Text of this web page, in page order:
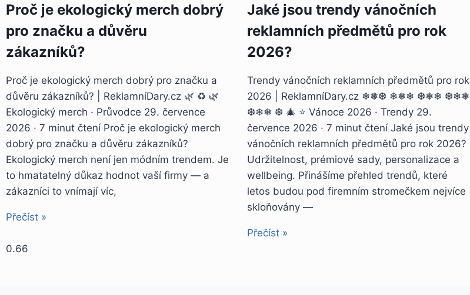
Proč je ekologický merch dobrý
pro značku a důvěru
zákazníků?
Proč je ekologický merch dobrý pro značku a
důvěru zákazníků? | ReklamníDary.cz 🌿 ♻️ 🌿
Ekologický merch · Průvodce 29. července
2026 · 7 minut čtení Proč je ekologický merch
dobrý pro značku a důvěru zákazníků?
Ekologický merch není jen módním trendem. Je
to hmatatelný důkaz hodnot vaší firmy — a
zákazníci to vnímají víc,
Přečíst »
Jaké jsou trendy vánočních
reklamních předmětů pro rok
2026?
Trendy vánočních reklamních předmětů pro rok
2026 | ReklamníDary.cz ❄❅❆ ❄❅❄ ❆❅❄ ❆❄❅
❆❄❅ ❆ 🎄 ⭐ Vánoce 2026 · Trendy 29.
července 2026 · 7 minut čtení Jaké jsou trendy
vánočních reklamních předmětů pro rok 2026?
Udržitelnost, prémiové sady, personalizace a
wellbeing. Přinášíme přehled trendů, které
letos budou pod firemním stromečkem nejvíce
skloňovány —
Přečíst »